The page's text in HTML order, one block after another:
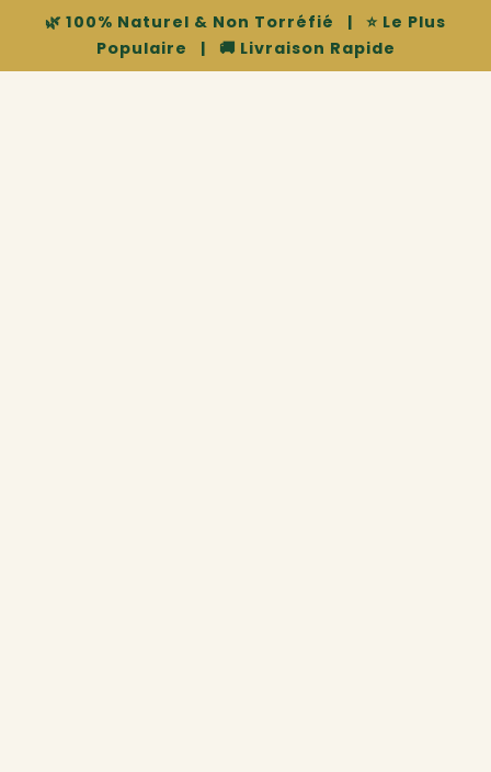
🌿 100% Naturel & Non Torréfié |
⭐ Le Plus
Populaire
| 🚚 Livraison Rapide